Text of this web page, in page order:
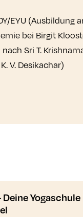
EYU (Ausbildung
bei Birgit
Sri T.
V. Desikachar)
Deine Yogaschule